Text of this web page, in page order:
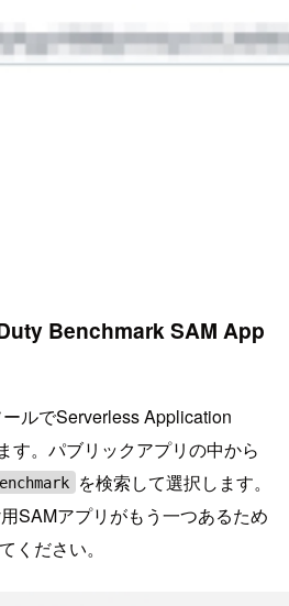
Benchmark SAM App
ルでServerless Application
す。パブリックアプリの中から
を検索して選択します。
SAMアプリがもう一つあるため
ください。